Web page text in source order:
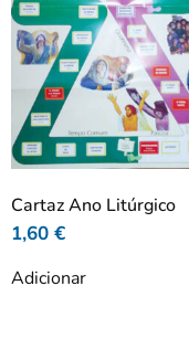
Cartaz Ano Litúrgico
1,60 €
Adicionar